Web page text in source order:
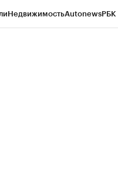
НедвижимостьAutonewsРБК